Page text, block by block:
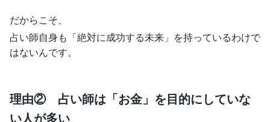
だからこそ、
占い師自身も「絶対に成功する未来」を持っているわけで
はないんです。
理由② 占い師は「お金」を目的にしていな
い人が多い